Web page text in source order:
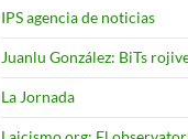
IPS agencia de noticias
Juanlu González: BiTs
La Jornada